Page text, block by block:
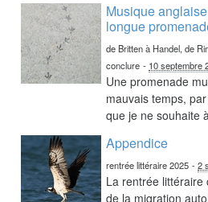
Musique
longue
de Britten à Handel, de
conclure - 10 septembre
Une promenade
mauvais temps,
que je ne souhaite
Appendice
rentrée littéraire 2025 -2
La rentrée
de la migration